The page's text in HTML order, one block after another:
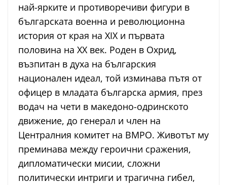
най-ярките и противоречиви фигури в
българската военна и революционна
история от края на XIX и първата
половина на XX век. Роден в Охрид,
възпитан в духа на българския
национален идеал, той изминава пътя от
офицер в младата българска армия, през
водач на чети в македоно-одринското
движение, до генерал и член на
Централния комитет на ВМРО. Животът му
преминава между героични сражения,
дипломатически мисии, сложни
политически интриги и трагична гибел,